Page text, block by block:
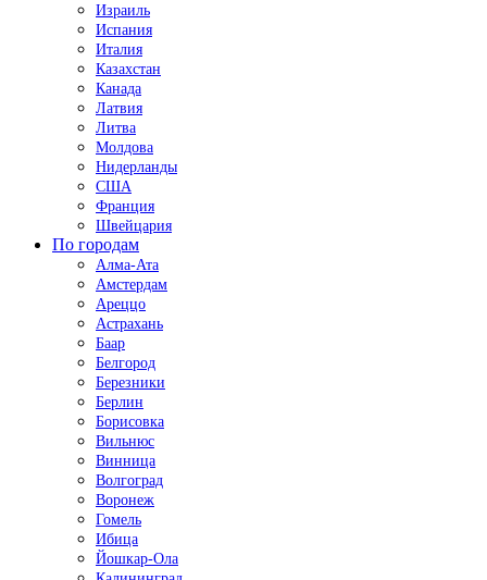
Израиль
Испания
Италия
Казахстан
Канада
Латвия
Литва
Молдова
Нидерланды
США
Франция
Швейцария
По городам
Алма-Ата
Амстердам
Ареццо
Астрахань
Баар
Белгород
Березники
Берлин
Борисовка
Вильнюс
Винница
Волгоград
Воронеж
Гомель
Ибица
Йошкар-Ола